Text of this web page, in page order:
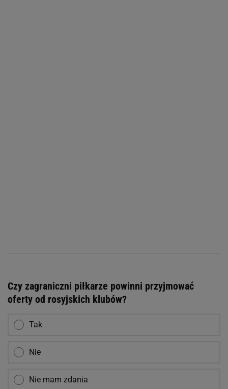
Czy zagraniczni piłkarze powinni przyjmować
oferty od rosyjskich klubów?
Tak
Nie
Nie mam zdania